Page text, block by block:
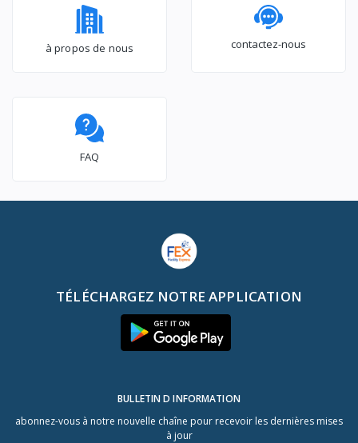
à propos de nous contactez-nous
FAQ
TÉLÉCHARGEZ NOTRE APPLICATION
BULLETIN D INFORMATION
abonnez-vous à notre nouvelle chaîne pour recevoir les dernières mises
à jour